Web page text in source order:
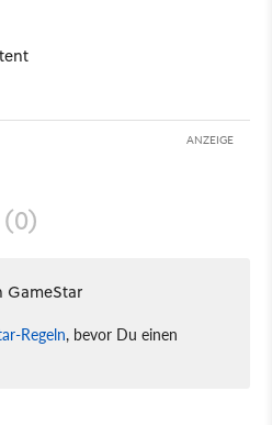
ANZEIGE
(0)
GameStar
Regeln, bevor Du einen